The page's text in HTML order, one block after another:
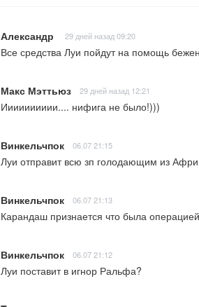
Александр 29 дней назад 09:20
Все средства Луи пойдут на помощь
Макс Мэттьюз 29 дней назад 12:21
Ииииииииии.... нифига не было!)))
Винкельчпок 06.07 21:15
Луи отправит всю зп голодающим из
Винкельчпок 06.07 21:13
Карандаш признается что была
Винкельчпок 06.07 21:12
Луи поставит в игнор Ральфа?